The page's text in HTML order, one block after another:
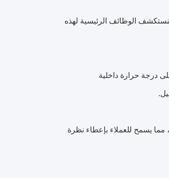
الوظائف الرئيسية لهذه
درجة حرارة داخلية
يسمح للعملاء بإعطاء نظرة